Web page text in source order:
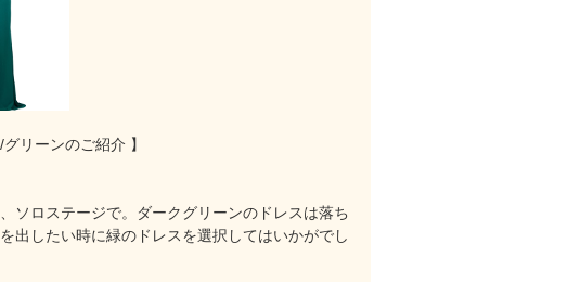
リーンのご紹介 】
ソロステージで。ダークグリーンのドレスは落ち
出したい時に緑のドレスを選択してはいかがでし